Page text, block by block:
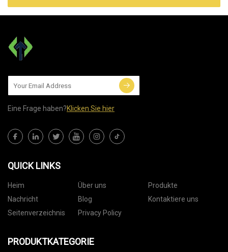
Eine Frage haben?Klicken Sie hier
QUICK LINKS
Heim Über uns
Produkte
Nachricht
Blog
Kontaktiere uns
Seitenverzeichnis
Privacy Policy
PRODUKTKATEGORIE